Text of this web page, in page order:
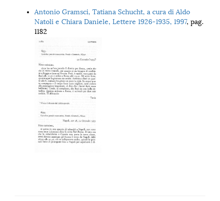
Antonio Gramsci, Tatiana Schucht, a cura di Aldo
Natoli e Chiara Daniele, Lettere 1926-1935, 1997, pag.
1182